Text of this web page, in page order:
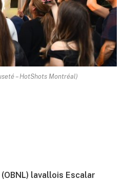
– HotShots Montréal)
lavallois Escalar